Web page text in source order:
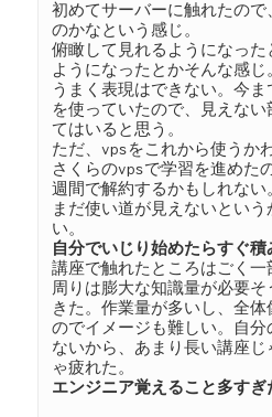
初めてサーバーに触れたので
のかなという感じ。
俯瞰して見れるようになった
ようになったとかそんな感じ
うまく表現はできない。今
を使っていたので、見えな
てはいると思う。
ただ、vpsをこれから使うか
さくらのvpsで学習を進めた
週間で解約するかもしれない
まだ使い道が見えないとい
い。
自分でいじり始めたらすぐ積
講座で触れたところはごく
周りは膨大な知識量が必要
きた。作業量が多いし、全
のでイメージも難しい。自
ないから、あまり長い講座
ゃ疲れた。
エンジニア覚えること多すぎ